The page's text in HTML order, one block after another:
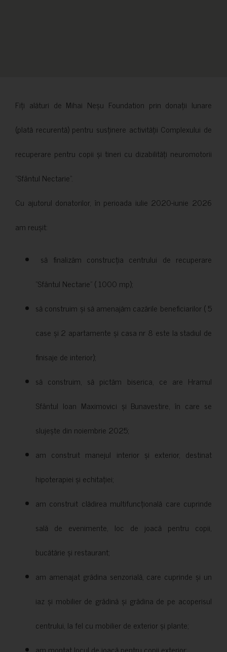
Fiți alături de Mihai Neșu Foundation prin donații lunare
(plată recurentă) pentru susținere activității Complexului de
recuperare pentru copii și tineri cu dizabilități neuromotorii
”Sfântul Nectarie”.
Cu ajutorul donatorilor, în perioada iulie 2020-iunie 2026
am reușit:
să finalizăm construcția centrului de recuperare
”Sfântul Nectarie” ( 1000 mp);
să construim și să amenajăm cazările beneficiarilor ( 5
case și 2 apartamente și casa nr 8 este la stadiul de
finisaje de interior);
să construim, să pictăm biserica, ce are Hramul
Sfântul Ioan Maximovici și Bunavestire, în care se
slujește din noiembrie 2025;
am construit manejul interior și exterior, destinat
hipoterapiei și echitației;
am construit clădirea multifuncțională care cuprinde
sală de evenimente, loc de joacă pentru copii,
bucătărie și restaurant;
am amenajat grădina senzorială, care cuprinde și un
iaz și mobilier de grădină și grădina de pe acoperisul
centrului, la fel cu mobilier de exterior și plante;